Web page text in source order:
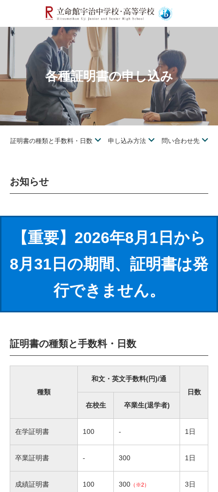
各種証明書の申し込み
証明書の種類と手数料・日数 申し込み方法 問い合わせ先
お知らせ
【重要】2026年8月1日から
8月31日の期間、証明書は発
行できません。
証明書の種類と手数料・日数
種類
和文・英文手数料(円)/通
日数
在校生
卒業生(退学者)
在学証明書 100 - 1日
卒業証明書 - 300 1日
成績証明書 100 300 （※2） 3日